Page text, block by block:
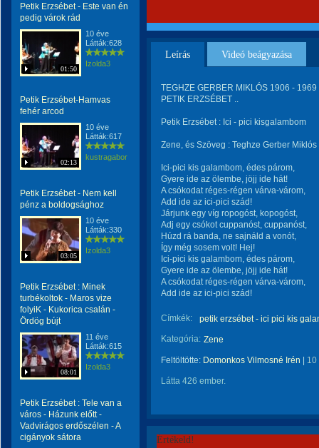
Petik Erzsébet - Este van én
pedig várok rád
01:50
10 éve
Látták:628
Izolda3
Petik Erzsébet-Hamvas
fehér arcod
02:13
10 éve
Látták:617
kustragabor
Petik Erzsébet - Nem kell
pénz a boldogsághoz
03:05
10 éve
Látták:330
Izolda3
Petik Erzsébet : Minek
turbékoltok - Maros vize
folyiK - Kukorica csalán -
Ördög bújt
08:01
11 éve
Látták:615
Izolda3
Petik Erzsébet : Tele van a
város - Házunk előtt -
Vadvirágos erdőszélen - A
cigányok sátora
Leírás Videó beágyazása
TEGHZE GERBER MIKLÓS 1906 - 1969
PETIK ERZSÉBET ..
Petik Erzsébet : Ici - pici kisgalambom
Zene, és Szöveg : Teghze Gerber
Ici-pici kis galambom, édes párom,
Gyere ide az ölembe, jöjj ide hát!
A csókodat réges-régen várva-várom,
Add ide az ici-pici szád!
Járjunk egy víg ropogóst, kopogóst,
Adj egy csókot cuppanóst, cuppanóst,
Húzd rá banda, ne sajnáld a vonót,
Így még sosem volt! Hej!
Ici-pici kis galambom, édes párom,
Gyere ide az ölembe, jöjj ide hát!
A csókodat réges-régen várva-várom,
Add ide az ici-pici szád!​
Címkék:
petik erzsébet - ici pici kis
Kategória: Zene
Feltöltötte: Domonkos Vilmosné Irén 10
Látta 426 ember.
Értékeld!